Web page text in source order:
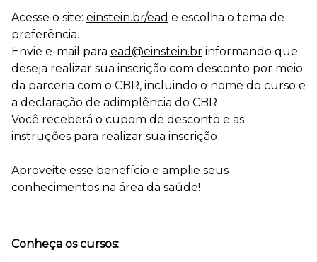
Acesse o site: einstein.br/ead e escolha o tema de
preferência.
Envie e-mail para ead@einstein.br informando que
deseja realizar sua inscrição com desconto por meio
da parceria com o CBR, incluindo o nome do curso e
a declaração de adimplência do CBR
Você receberá o cupom de desconto e as
instruções para realizar sua inscrição
Aproveite esse benefício e amplie seus
conhecimentos na área da saúde!
Conheça os cursos: